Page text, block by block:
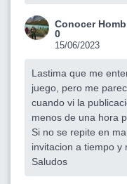
Conocer
0
15/06/2023
Lastima que me
juego, pero me
cuando vi la
menos de una hora
Si no se repite en
invitacion a tiempo y
Saludos